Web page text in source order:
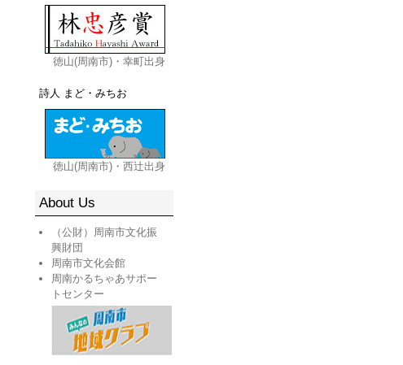
徳山(周南市)・幸町出身
詩人 まど・みちお
徳山(周南市)・西辻出身
About Us
（公財）周南市文化振
興財団
周南市文化会館
周南かるちゃあサポー
トセンター